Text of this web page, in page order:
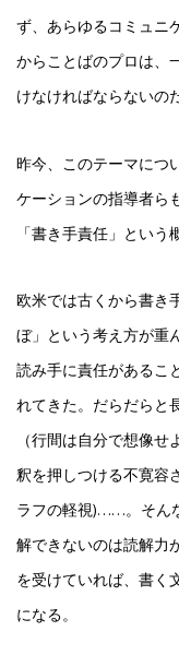
ず、あらゆるコミュニ
からことばのプロは、
けなければならないのだ
昨今、このテーマにつ
ケーションの指導者ら
「書き手責任」という
欧米では古くから書き
ぼ」という考え方が重
読み手に責任があるこ
れてきた。だらだらと
（行間は自分で想像
釈を押しつける不寛容
ラフの軽視)……。そん
解できないのは読解力
を受けていれば、書く
になる。